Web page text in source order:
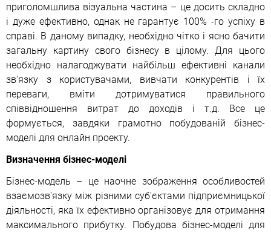
приголомшлива візуальна частина – це досить складно
і дуже ефективно, однак не гарантує 100% -го успіху в
справі. В даному випадку, необхідно чітко і ясно бачити
загальну картину свого бізнесу в цілому. Для цього
необхідно налагоджувати найбільш ефективні канали
зв'язку з користувачами, вивчати конкурентів і їх
переваги, вміти дотримуватися правильного
співвідношення витрат до доходів і т.д. Все це
формується, завдяки грамотно побудованій бізнес-
моделі для онлайн проекту.
Визначення бізнес-моделі
Бізнес-модель – це наочне зображення особливостей
взаємозв'язку між різними суб'єктами підприємницької
діяльності, яка їх ефективно організовує для отримання
максимального прибутку. Побудова бізнес-моделі для